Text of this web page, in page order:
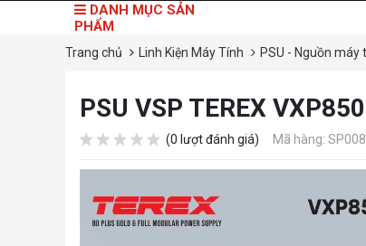
DANH MỤC SẢN
PHẨM
Trang chủ Linh Kiện Máy Tính PSU - Nguồn máy
PSU VSP TEREX
(0 lượt đánh giá) Mã hàng: